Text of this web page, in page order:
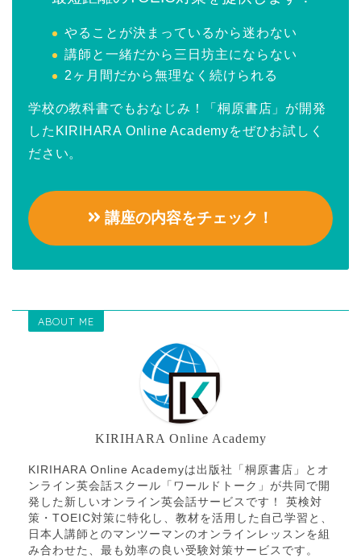
やることが決まっているから迷わない
講師と一緒だから三日坊主にならない
2ヶ月間だから無理なく続けられる
学校の教科書でもおなじみ！「桐原書店」が開発
したKIRIHARA Online Academyをぜひお試しく
ださい。
講座の内容をチェック！
ABOUT ME
KIRIHARA Online Academy
KIRIHARA Online Academyは出版社「桐原書店」とオ
ンライン英会話スクール「ワールドトーク」が共同で開
発した新しいオンライン英会話サービスです！ 英検対
策・TOEIC対策に特化し、教材を活用した自己学習と、
日本人講師とのマンツーマンのオンラインレッスンを組
み合わせた、最も効率の良い受験対策サービスです。